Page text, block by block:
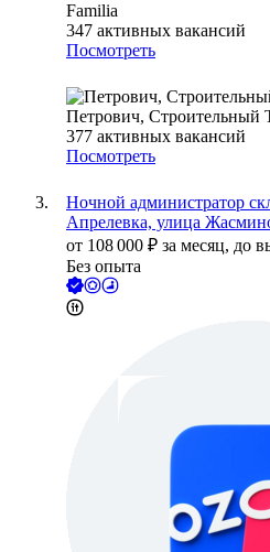
Familia
347 активных вакансий
Посмотреть
Петрович, Строительный
377 активных вакансий
Посмотреть
Ночной администратор
Апрелевка, улица
от 108 000 ₽ за месяц, до
Без опыта